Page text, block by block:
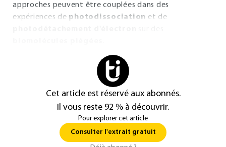
approches peuvent être couplées dans des
expériences de photodissociation et de
Cet article est réservé aux abonnés.
Il vous reste 92 % à découvrir.
Pour explorer cet article
Consulter l'extrait gratuit